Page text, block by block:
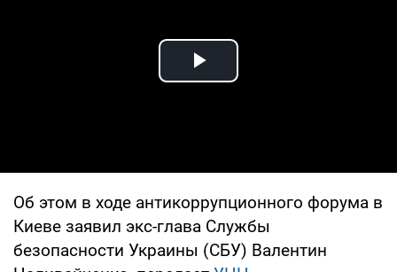
Play Video
Об этом в ходе антикоррупционного форума в
Киеве заявил экс-глава Службы
безопасности Украины (СБУ) Валентин